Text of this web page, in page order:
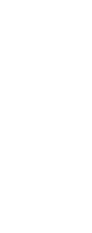
Ha citado
cada vez
investigación
excelencia
primer nivel o
López ha
Universidad
mejorar las
Situación